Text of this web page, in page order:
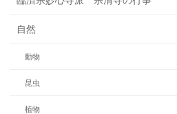
自然
動物
昆虫
植物